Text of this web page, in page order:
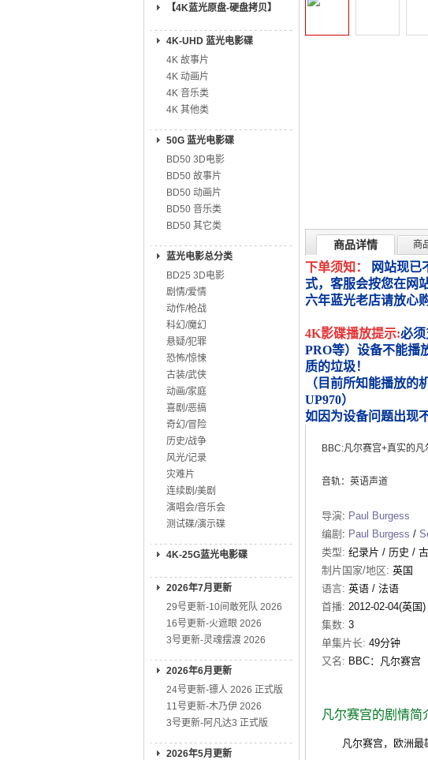
【4K蓝光原盘-硬盘拷贝】
4K-UHD 蓝光电影碟
4K 故事片
4K 动画片
4K 音乐类
4K 其他类
50G 蓝光电影碟
BD50 3D电影
BD50 故事片
BD50 动画片
BD50 音乐类
BD50 其它类
蓝光电影总分类
BD25 3D电影
剧情/爱情
动作/枪战
科幻/魔幻
悬疑/犯罪
恐怖/惊悚
古装/武侠
动画/家庭
喜剧/恶搞
奇幻/冒险
历史/战争
风光/记录
灾难片
连续剧/美剧
演唱会/音乐会
测试碟/演示碟
4K-25G蓝光电影碟
2026年7月更新
29号更新-10间敢死队 2026
16号更新-火遮眼 2026
3号更新-灵魂摆渡 2026
2026年6月更新
24号更新-镖人 2026 正式版
11号更新-木乃伊 2026
3号更新-阿凡达3 正式版
2026年5月更新
商品详情 商
下单须知：
网站现已
式，客服会按您在网
六年蓝光老店请放心
4K影碟播放提示:必
PRO等）设备不能播
质的垃圾！
（目前所知能播放的
UP970）
如因为设备问题出现
BBC:凡尔赛宫+真实的
音轨：英语声道
导演: Paul Burgess
编剧 : Paul Burgess /
类型: 纪录片 / 历史 /
制片国家/地区: 英国
语言: 英语 / 法语
首播: 2012-02-04(英国)
集数: 3
单集片长: 49分钟
又名: BBC：凡尔赛宫
凡尔赛宫的剧情简
凡尔赛宫，欧洲最雄